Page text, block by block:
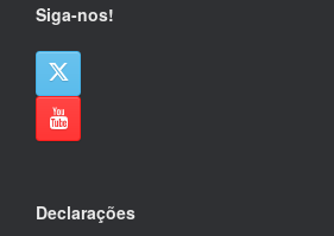
Siga-nos!
Declarações